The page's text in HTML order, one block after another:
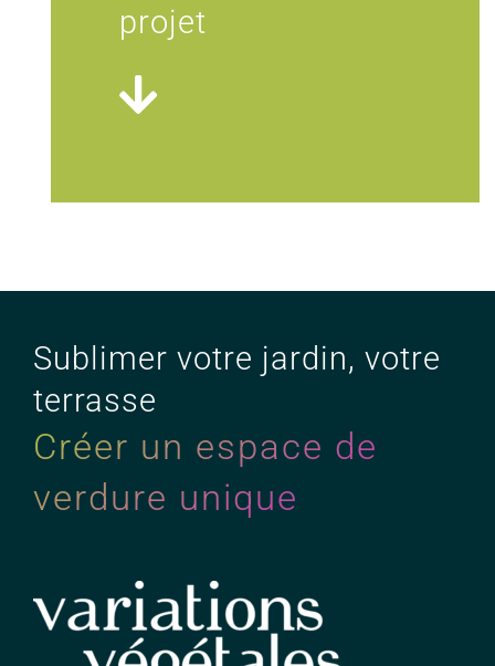
projet
Sublimer votre jardin, votre
terrasse
Créer un espace de
verdure unique